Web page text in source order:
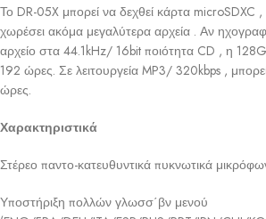
Το DR-05X μπορεί να δεχθεί κάρτα microSDXC
χωρέσει ακόμα μεγαλύτερα αρχεία . Αν
αρχείο στα 44.1kHz/ 16bit ποιότητα CD , η
192 ώρες. Σε λειτουργεία MP3/ 320kbps ,
ώρες.
Χαρακτηριστικά
Στέρεο παντο-κατευθυντικά πυκνωτικά
Υποστήριξη πολλών γλωσσ΄βν μενού